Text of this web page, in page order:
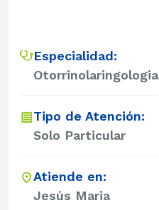
Especialidad:
Otorrinolaringologia
Tipo de Atención:
Solo Particular
Atiende en:
Jesús Maria